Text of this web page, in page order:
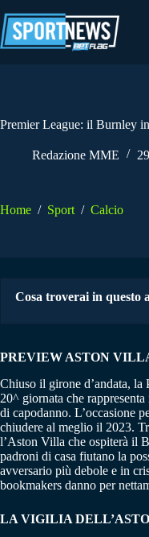
al
contenuto
Premier League: il Burnley
Redazione MME
Home / Sport / Calcio
Cosa troverai in questo
PREVIEW ASTON
Chiuso il girone d’andata, la
20^ giornata che
di capodanno. L’occasione
chiudere al meglio il 2023.
l’Aston Villa che ospiterà il
padroni di casa fiutano la
avversario più debole e in
bookmakers danno per
LA VIGILIA